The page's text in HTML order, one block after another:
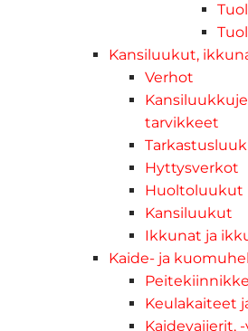
Kansiluukut,
Verhot
tarvikkeet
Hyttysverkot
Huoltoluukut
Kansiluukut
Ikkunat ja
Kaide- ja
Keulakaiteet
Kaidevaijerit,